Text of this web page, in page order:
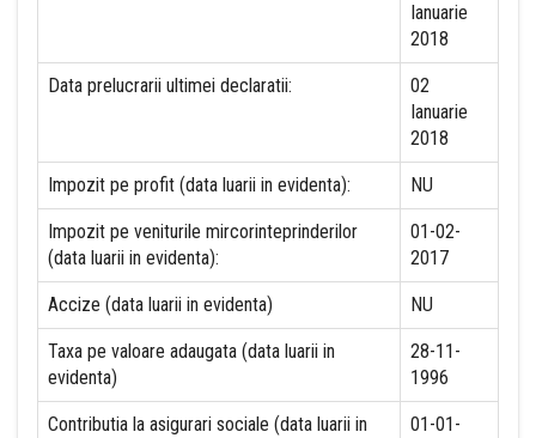
Ianuarie
2018
Data prelucrarii ultimei declaratii:
02
Ianuarie
2018
Impozit pe profit (data luarii in evidenta): NU
Impozit pe veniturile mircorinteprinderilor
(data luarii in evidenta):
01-02-
2017
Accize (data luarii in evidenta) NU
Taxa pe valoare adaugata (data luarii in
evidenta)
28-11-
1996
Contributia la asigurari sociale (data luarii in
01-01-